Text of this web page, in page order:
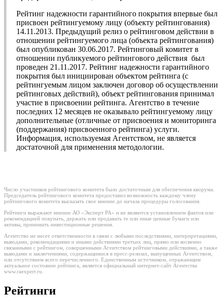
Рейтинг надежности гарантийного покрытия впервые был
присвоен рейтингуемому лицу (объекту рейтингования)
14.11.2013. Предыдущий релиз о рейтинговом действии в
отношении рейтингуемого лица (объекта рейтингования)
был опубликован 30.06.2017. Рейтинговый комитет в
отношении публикуемого рейтингового действия был
проведен 21.11.2017. Рейтинг надежности гарантийного
покрытия был инициирован объектом рейтинга (с
рейтингуемым лицом заключен договор об осуществлении
рейтинговых действий), объект рейтингования принимал
участие в присвоении рейтинга. Агентство в течение
последних 12 месяцев не оказывало рейтингуемому лицу
дополнительные (отличные от присвоения и мониторинга
(поддержания) присвоенного рейтинга) услуги.
Информация, используемая Агентством, не является
достаточной для применения методологии.
Число участников рейтингового комитета было достаточным для обеспечения кворума.
Председатель рейтингового комитета предоставил возможность каждому члену
рейтингового комитета высказать свое мнение до начала процедуры голосования.
Рейтинги выражают мнение АО «Эксперт РА» и не являются установлением фактов или
рекомендацией покупать, держать или продавать те или иные ценные бумаги или
активы, принимать инвестиционные решения.
Агентство не несет ответственности в связи с любыми последствиями, интерпретациями,
выводами, рекомендациями и иными действиями третьих лиц, прямо или косвенно
связанными с рейтингом, совершенными Агентством рейтинговыми действиями, а также
выводами и заключениями, содержащимися в пресс-релизах, выпущенных Агентством,
или отсутствием всего перечисленного. Единственным источником, отражающим
актуальное состояние рейтинга, является официальный интернет-сайт Агентства
www.raexpert.ru.
Рейтинги